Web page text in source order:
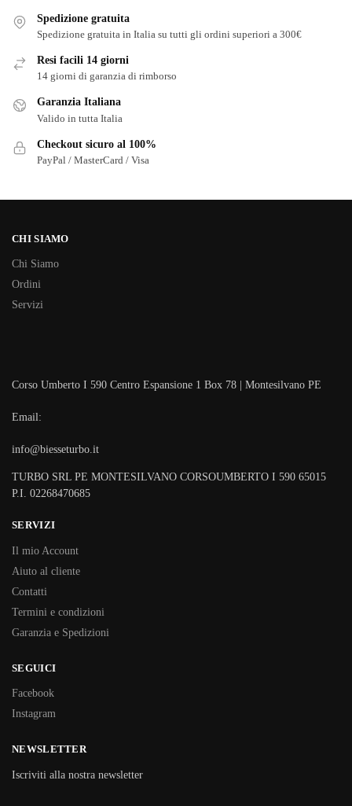
Spedizione gratuita
Spedizione gratuita in Italia su tutti gli ordini superiori a 300€
Resi facili 14 giorni
14 giorni di garanzia di rimborso
Garanzia Italiana
Valido in tutta Italia
Checkout sicuro al 100%
PayPal / MasterCard / Visa
CHI SIAMO
Chi Siamo
Ordini
Servizi
Corso Umberto I 590 Centro Espansione 1 Box 78 | Montesilvano PE
Email:
info@biesseturbo.it
TURBO SRL PE MONTESILVANO CORSOUMBERTO I 590 65015
P.I. 02268470685
SERVIZI
Il mio Account
Aiuto al cliente
Contatti
Termini e condizioni
Garanzia e Spedizioni
SEGUICI
Facebook
Instagram
NEWSLETTER
Iscriviti alla nostra newsletter